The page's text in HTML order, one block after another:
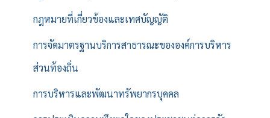
กฎหมายที่เกี่ยวข้องและเทศบัญญัติ
การจัดมาตรฐานบริการสาธารณะขององค์การบริหาร
ส่วนท้องถิ่น
การบริหารและพัฒนาทรัพยากรบุคคล